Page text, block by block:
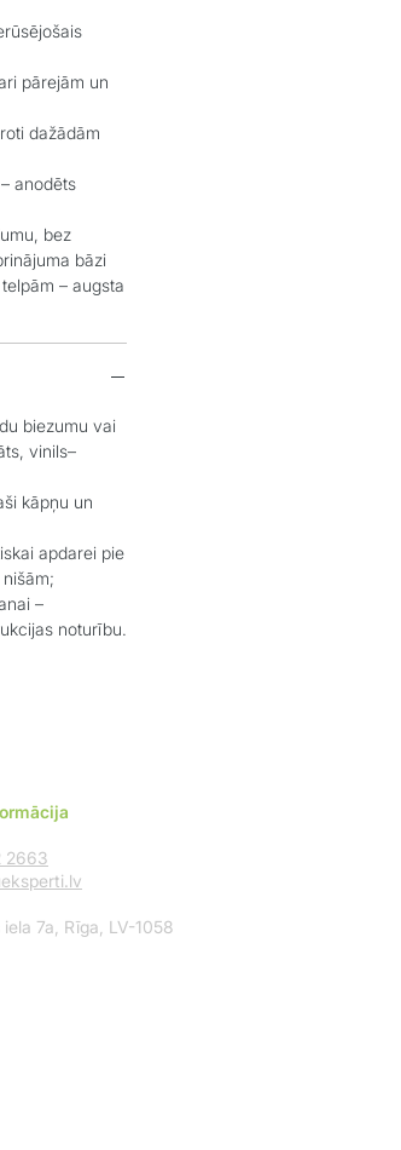
pārejām un
dažādām
anodēts
bez
bāzi
– augsta
biezumu vai
vinils–
kāpņu un
apdarei pie
–
noturību.
2663
7a, Rīga, LV-1058